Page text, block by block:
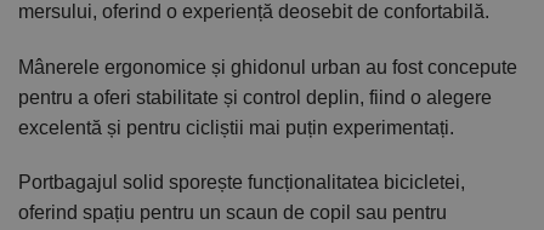
mersului, oferind o experiență deosebit de confortabilă.
Mânerele ergonomice și ghidonul urban au fost concepute
pentru a oferi stabilitate și control deplin, fiind o alegere
excelentă și pentru cicliștii mai puțin experimentați.
Portbagajul solid sporește funcționalitatea bicicletei,
oferind spațiu pentru un scaun de copil sau pentru